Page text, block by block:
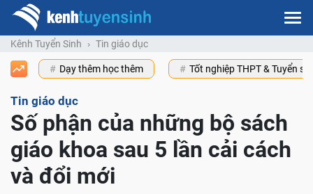
Kênh Tuyển Sinh Tin giáo dục
Dạy thêm học thêm Tốt nghiệp THPT & Tuyển
Tin giáo dục
Số phận của những bộ sách
giáo khoa sau 5 lần cải cách
và đổi mới